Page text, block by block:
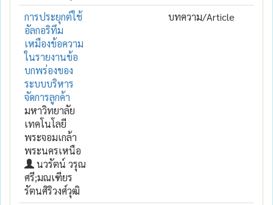
การประยุกต์ใช้
อัลกอริทึม
เหมืองข้อความ
ในรายงานข้อ
บกพร่องของ
ระบบบริหาร
จัดการลูกค้า
มหาวิทยาลัย
เทคโนโลยี
พระจอมเกล้า
พระนครเหนือ
นวรัตน์ วรุณ
ศรี;มณเฑียร
รัตนศิริวงศ์วุฒิ
บทความ/Article